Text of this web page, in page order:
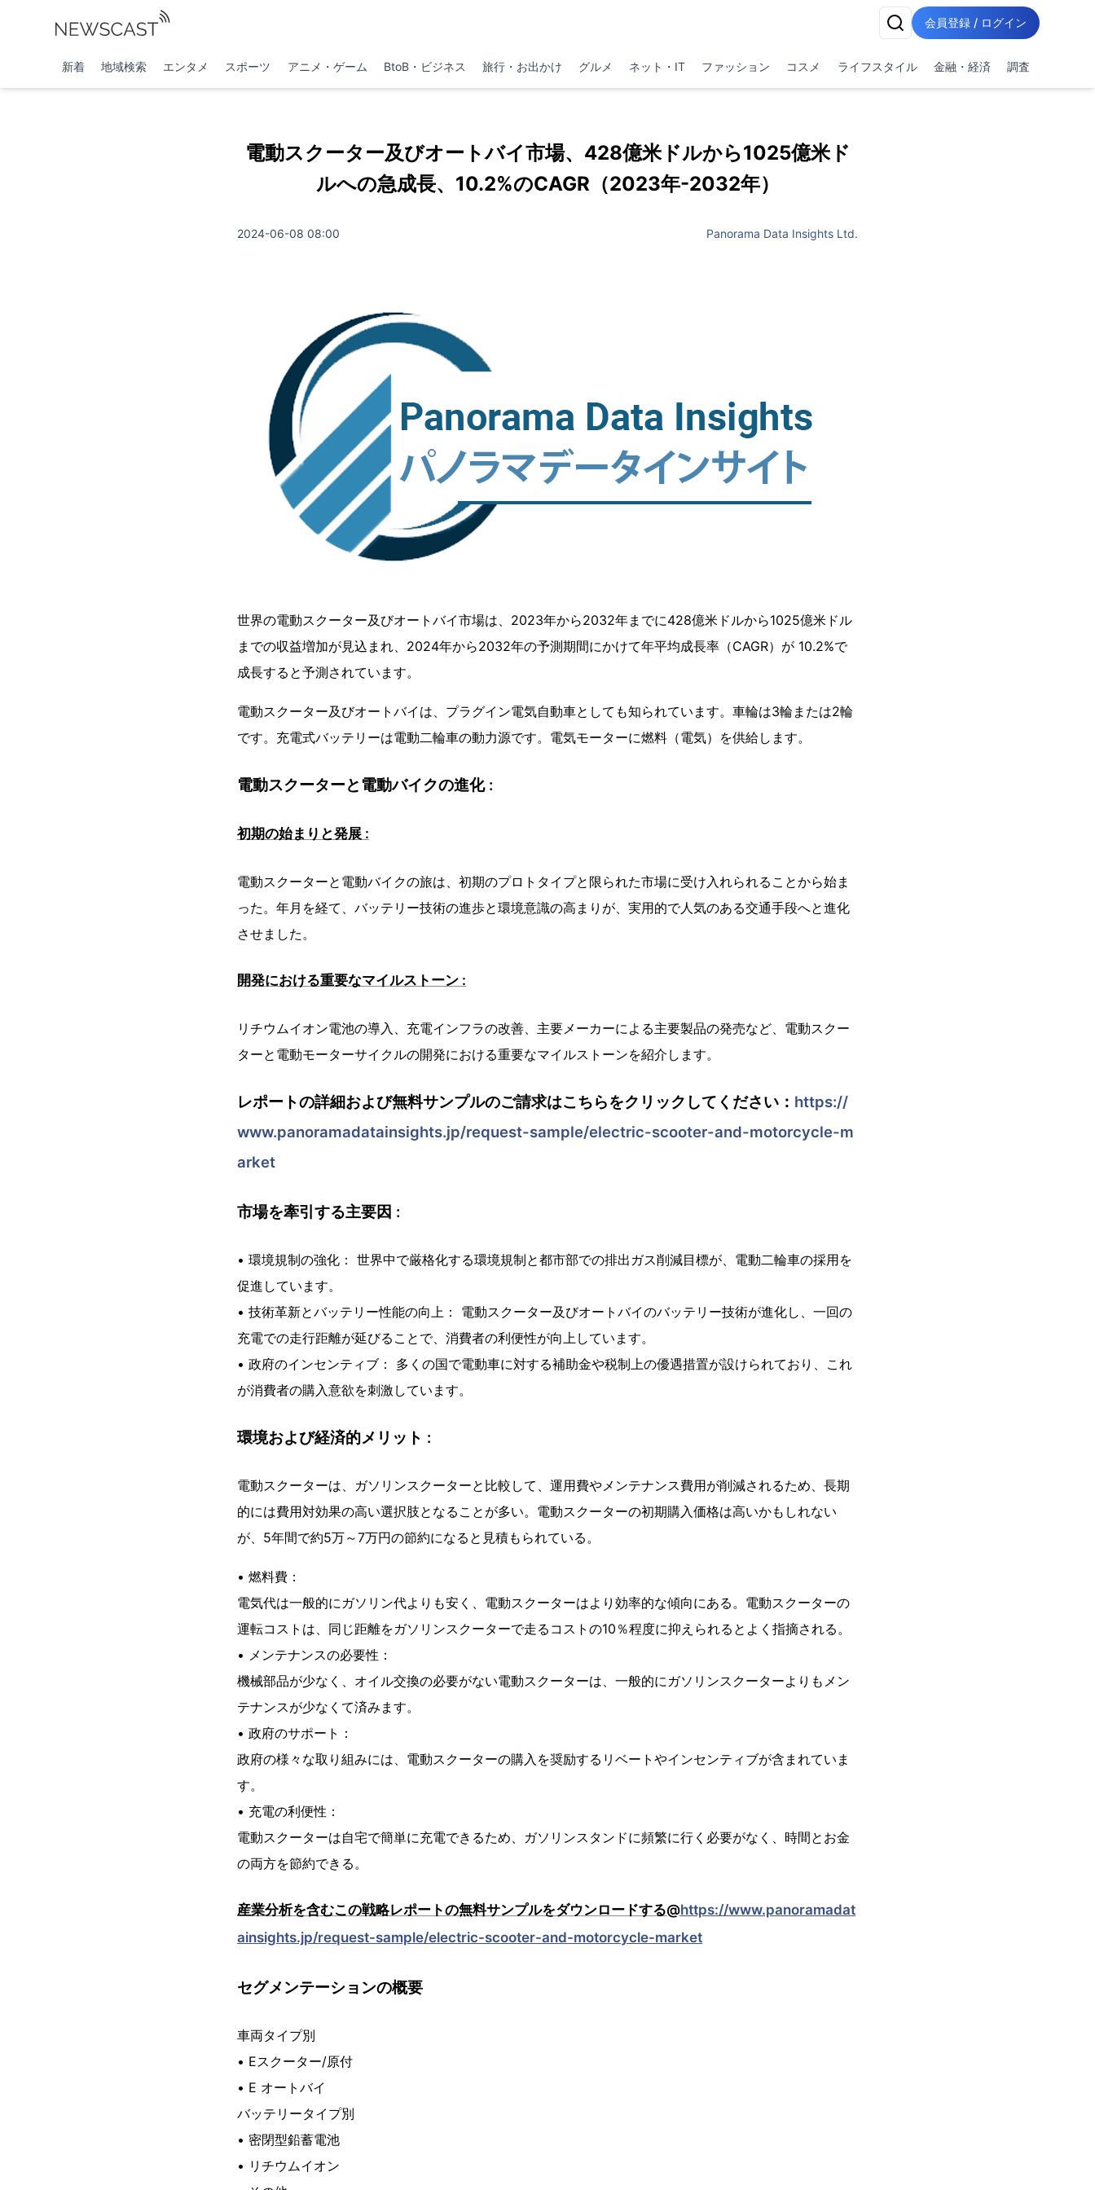
会員登録 / ログイン
新着 地域検索 エンタメ スポーツ アニメ・ゲーム BtoB・ビジネス 旅行・お出かけ グルメ ネット・IT ファッション コスメ ライフスタイル 金融・経済 調査
電動スクーター及びオートバイ市場、428億米ドルから1025億米ド
ルへの急成長、10.2%のCAGR（2023年-2032年）
2024-06-08 08:00 Panorama Data Insights Ltd.
世界の電動スクーター及びオートバイ市場は、2023年から2032年までに428億米ドルから1025億米ドル
までの収益増加が見込まれ、2024年から2032年の予測期間にかけて年平均成長率（CAGR）が 10.2%で
成長すると予測されています。
電動スクーター及びオートバイは、プラグイン電気自動車としても知られています。車輪は3輪または2輪
です。充電式バッテリーは電動二輪車の動力源です。電気モーターに燃料（電気）を供給します。
電動スクーターと電動バイクの進化 :
初期の始まりと発展 :
電動スクーターと電動バイクの旅は、初期のプロトタイプと限られた市場に受け入れられることから始ま
った。年月を経て、バッテリー技術の進歩と環境意識の高まりが、実用的で人気のある交通手段へと進化
させました。
開発における重要なマイルストーン :
リチウムイオン電池の導入、充電インフラの改善、主要メーカーによる主要製品の発売など、電動スクー
ターと電動モーターサイクルの開発における重要なマイルストーンを紹介します。
レポートの詳細および無料サンプルのご請求はこちらをクリックしてください： https://
www.panoramadatainsights.jp/request-sample/electric-scooter-and-motorcycle-m
arket
市場を牽引する主要因 :
• 環境規制の強化： 世界中で厳格化する環境規制と都市部での排出ガス削減目標が、電動二輪車の採用を
促進しています。
• 技術革新とバッテリー性能の向上： 電動スクーター及びオートバイのバッテリー技術が進化し、一回の
充電での走行距離が延びることで、消費者の利便性が向上しています。
• 政府のインセンティブ： 多くの国で電動車に対する補助金や税制上の優遇措置が設けられており、これ
が消費者の購入意欲を刺激しています。
環境および経済的メリット :
電動スクーターは、ガソリンスクーターと比較して、運用費やメンテナンス費用が削減されるため、長期
的には費用対効果の高い選択肢となることが多い。電動スクーターの初期購入価格は高いかもしれない
が、5年間で約5万～7万円の節約になると見積もられている。
• 燃料費：
電気代は一般的にガソリン代よりも安く、電動スクーターはより効率的な傾向にある。電動スクーターの
運転コストは、同じ距離をガソリンスクーターで走るコストの10％程度に抑えられるとよく指摘される。
• メンテナンスの必要性：
機械部品が少なく、オイル交換の必要がない電動スクーターは、一般的にガソリンスクーターよりもメン
テナンスが少なくて済みます。
• 政府のサポート：
政府の様々な取り組みには、電動スクーターの購入を奨励するリベートやインセンティブが含まれていま
す。
• 充電の利便性：
電動スクーターは自宅で簡単に充電できるため、ガソリンスタンドに頻繁に行く必要がなく、時間とお金
の両方を節約できる。
産業分析を含むこの戦略レポートの無料サンプルをダウンロードする@https://www.panoramadat
ainsights.jp/request-sample/electric-scooter-and-motorcycle-market
セグメンテーションの概要
車両タイプ別
• Eスクーター/原付
• E オートバイ
バッテリータイプ別
• 密閉型鉛蓄電池
• リチウムイオン